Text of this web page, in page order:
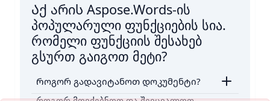
Აქ არის Aspose.Words-ის
პოპულარული ფუნქციების სია.
რომელი ფუნქციის შესახებ
გსურთ გაიგოთ მეტი?
Როგორ გადავიტანოთ დოკუმენტი?